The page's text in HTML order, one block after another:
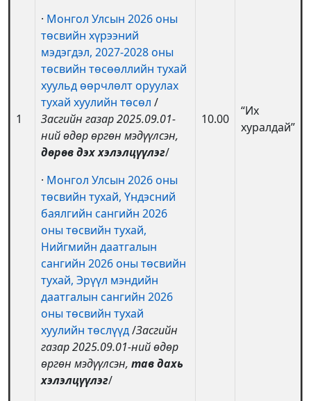
1
· Монгол Улсын 2026 оны
төсвийн хүрээний
мэдэгдэл, 2027-2028 оны
төсвийн төсөөллийн тухай
хуульд өөрчлөлт оруулах
тухай хуулийн төсөл /
Засгийн газар 2025.09.01-
ний өдөр өргөн мэдүүлсэн,
дөрөв дэх хэлэлцүүлэг/
· Монгол Улсын 2026 оны
төсвийн тухай, Үндэсний
баялгийн сангийн 2026
оны төсвийн тухай,
Нийгмийн даатгалын
сангийн 2026 оны төсвийн
тухай, Эрүүл мэндийн
даатгалын сангийн 2026
оны төсвийн тухай
хуулийн төслүүд/Засгийн
газар 2025.09.01-ний өдөр
өргөн мэдүүлсэн, тав дахь
хэлэлцүүлэг/
10.00
“Их
хуралдай”